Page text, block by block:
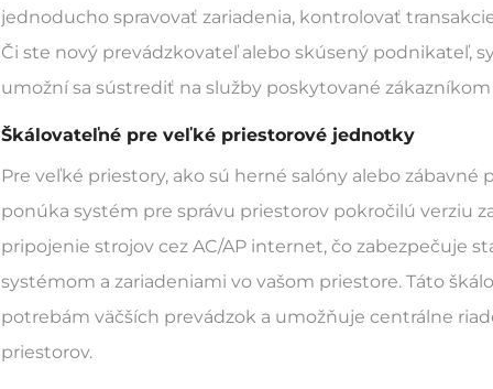
jednoducho spravovať zariadenia, kontrolovať
Či ste nový prevádzkovateľ alebo skúsený podnikateľ,
umožní sa sústrediť na služby poskytované
Škálovateľné pre veľké priestorové jednotky
Pre veľké priestory, ako sú herné salóny alebo zábavné
ponúka systém pre správu priestorov pokročilú verziu
pripojenie strojov cez AC/AP internet, čo zabezpečuje
systémom a zariadeniami vo vašom priestore. Táto
potrebám väčších prevádzok a umožňuje centrálne
priestorov.